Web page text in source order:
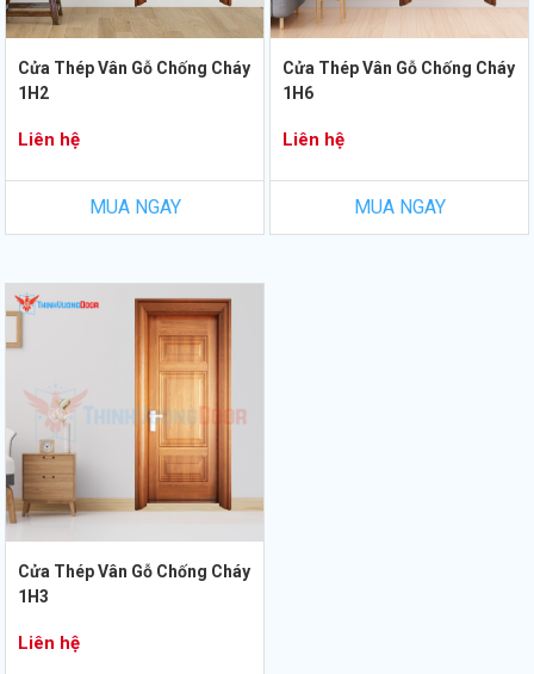
Cửa Thép Vân Gỗ Chống Cháy
1H2
Liên hệ
MUA NGAY
Cửa Thép Vân Gỗ Chống Cháy
1H6
Liên hệ
MUA NGAY
Cửa Thép Vân Gỗ Chống Cháy
1H3
Liên hệ